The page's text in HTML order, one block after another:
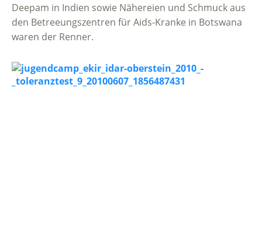
Deepam in Indien sowie Nähereien und Schmuck aus
den Betreeungszentren für Aids-Kranke in Botswana
waren der Renner.